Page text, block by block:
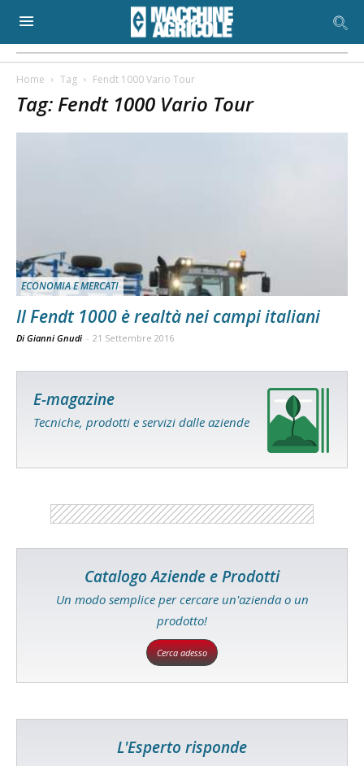
Home Tag Fendt 1000 Vario Tour
Tag: Fendt 1000 Vario Tour
ECONOMIA E MERCATI
Il Fendt 1000 è realtà nei campi italiani
Di Gianni Gnudi - 21 Settembre 2016
E-magazine
Tecniche, prodotti e servizi dalle aziende
Catalogo Aziende e Prodotti
Un modo semplice per cercare un'azienda o un
prodotto!
Cerca adesso
L'Esperto risponde